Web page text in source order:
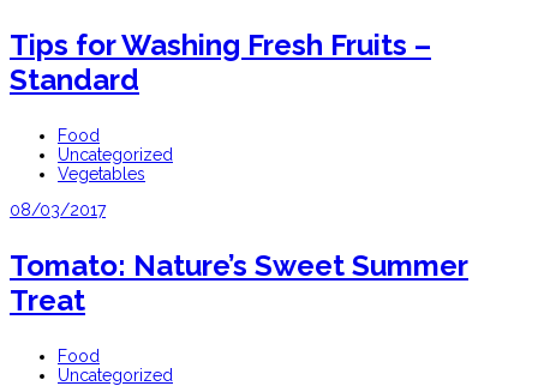
Tips for Washing Fresh Fruits –
Standard
Food
Uncategorized
Vegetables
08/03/2017
Tomato: Nature’s Sweet Summer
Treat
Food
Uncategorized